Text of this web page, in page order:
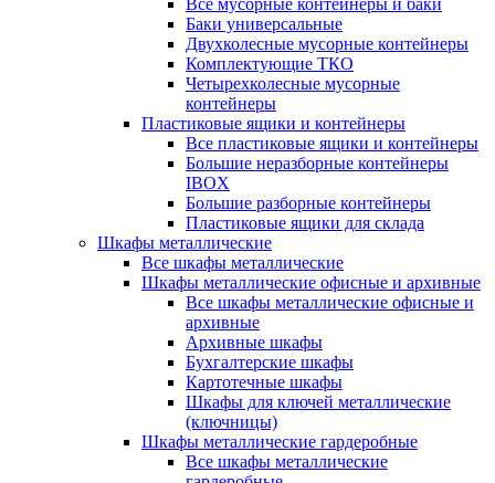
Все мусорные контейнеры и баки
Баки универсальные
Двухколесные мусорные контейнеры
Комплектующие ТКО
Четырехколесные мусорные
контейнеры
Пластиковые ящики и контейнеры
Все пластиковые ящики и контейнеры
Большие неразборные контейнеры
IBOX
Большие разборные контейнеры
Пластиковые ящики для склада
Шкафы металлические
Все шкафы металлические
Шкафы металлические офисные и архивные
Все шкафы металлические офисные и
архивные
Архивные шкафы
Бухгалтерские шкафы
Картотечные шкафы
Шкафы для ключей металлические
(ключницы)
Шкафы металлические гардеробные
Все шкафы металлические